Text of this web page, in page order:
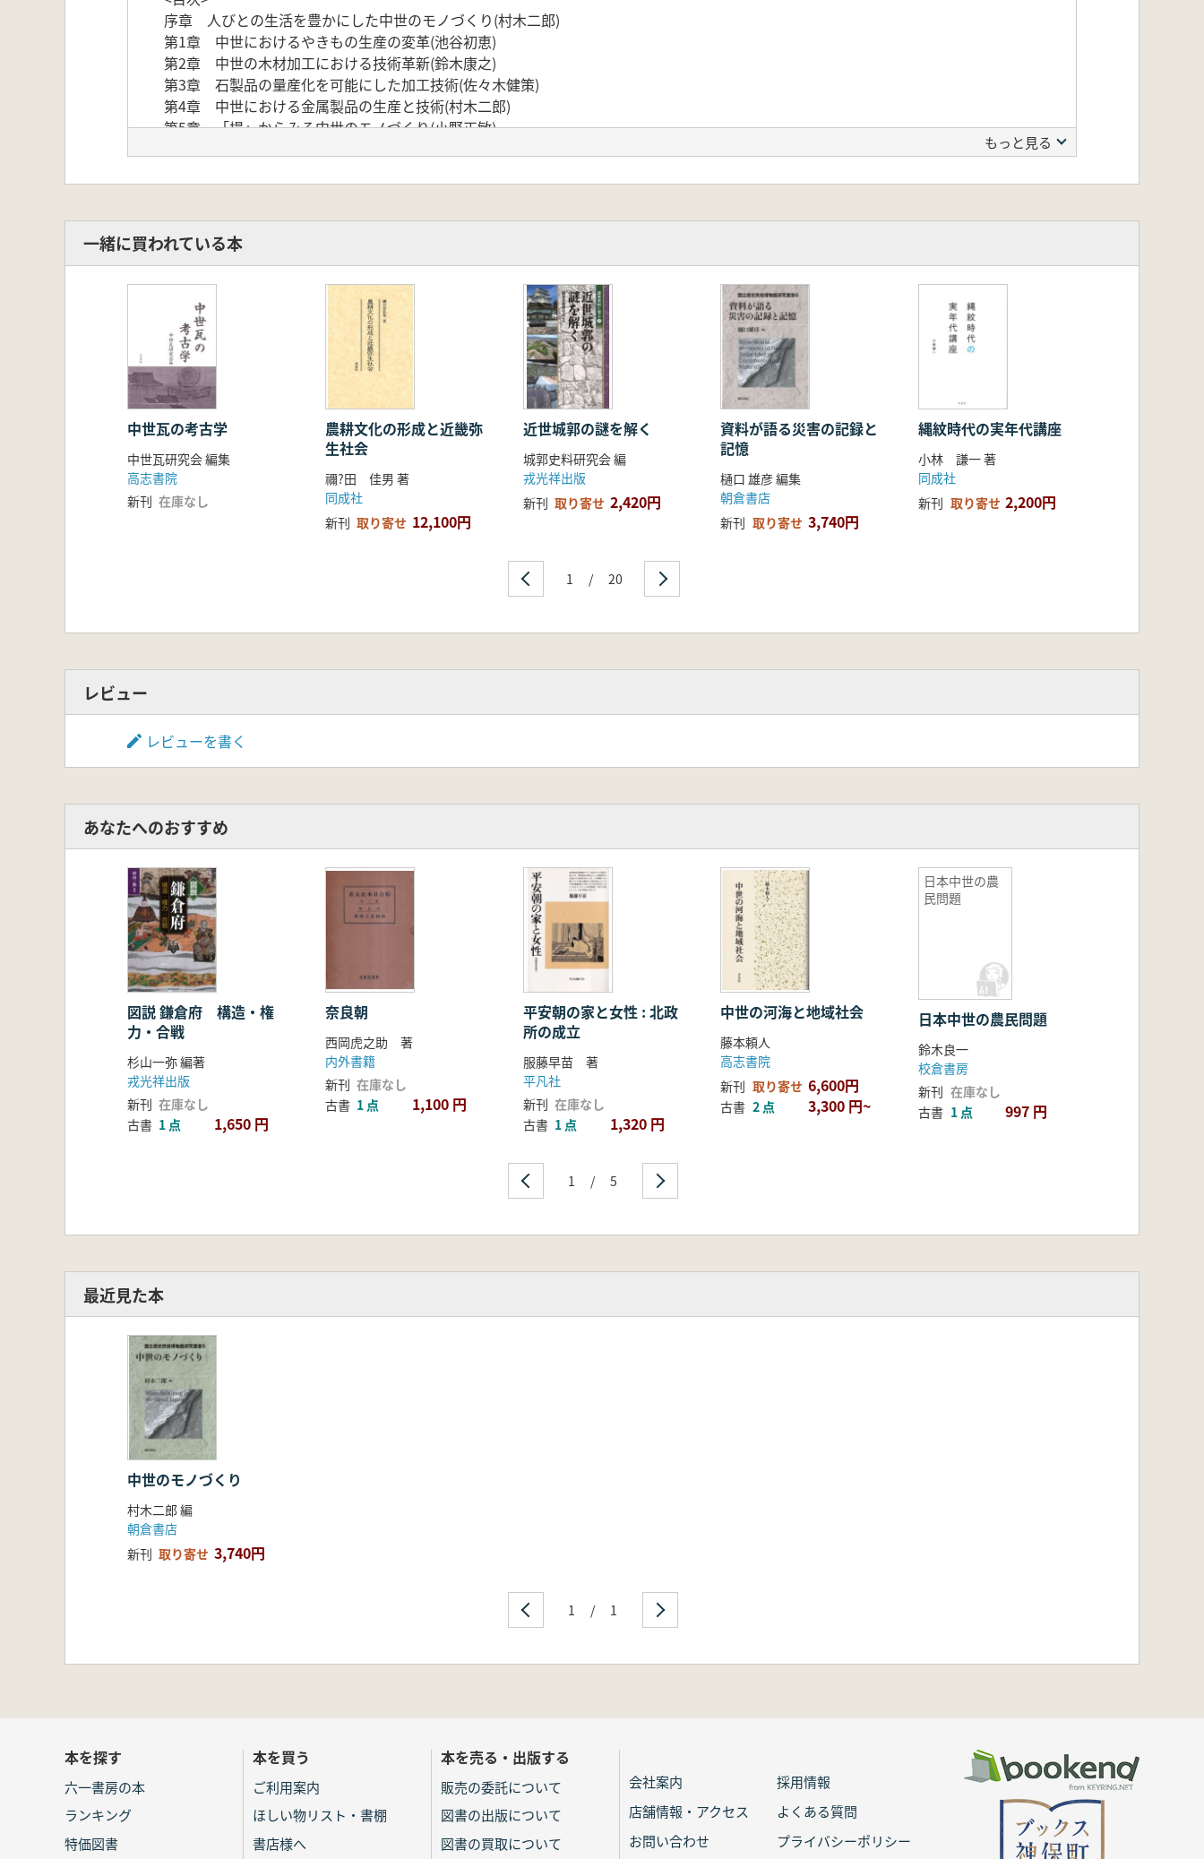
序章 人びとの生活を豊かにした中世のモノづくり(村木二郎)
第1章 中世におけるやきもの生産の変革(池谷初恵)
第2章 中世の木材加工における技術革新(鈴木康之)
第3章 石製品の量産化を可能にした加工技術(佐々木健策)
第4章 中世における金属製品の生産と技術(村木二郎)
第5章 「場」からみる中世のモノづくり(小野正敏)
もっと見る
一緒に買われている本
中世瓦の考古学
中世瓦研究会 編集
高志書院
新刊 在庫なし
農耕文化の形成と近畿弥
生社会
禰?田 佳男 著
同成社
新刊 取り寄せ 12,100円
近世城郭の謎を解く
城郭史料研究会 編
戎光祥出版
新刊 取り寄せ 2,420円
資料が語る災害の記録と
記憶
樋口 雄彦 編集
朝倉書店
新刊 取り寄せ 3,740円
縄紋時代の実年代講座
小林 謙一 著
同成社
新刊 取り寄せ 2,200円
1 / 20
レビュー
レビューを書く
あなたへのおすすめ
図説 鎌倉府 構造・権
力・合戦
杉山一弥 編著
戎光祥出版
新刊 在庫なし
古書 1 点 1,650 円
奈良朝
西岡虎之助 著
内外書籍
新刊 在庫なし
古書 1 点 1,100 円
平安朝の家と女性 : 北政
所の成立
服藤早苗 著
平凡社
新刊 在庫なし
古書 1 点 1,320 円
中世の河海と地域社会
藤本頼人
高志書院
新刊 取り寄せ 6,600円
古書 2 点 3,300 円~
日本中世の農
民問題
日本中世の農民問題
鈴木良一
校倉書房
新刊 在庫なし
古書 1 点 997 円
1 / 5
最近見た本
中世のモノづくり
村木二郎 編
朝倉書店
新刊 取り寄せ 3,740円
1 / 1
本を探す
六一書房の本
ランキング
特価図書
本を買う
ご利用案内
ほしい物リスト・書棚
書店様へ
本を売る・出版する
販売の委託について
図書の出版について
図書の買取について
会社案内
採用情報
店舗情報・アクセス
よくある質問
お問い合わせ
プライバシーポリシー